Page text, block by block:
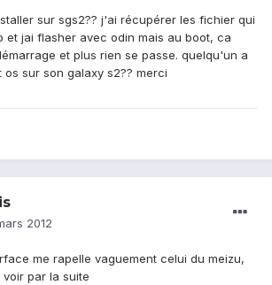
sur sgs2?? j'ai récupérer les fichier qui
et jai flasher avec odin mais au boot, ca
et plus rien se passe. quelqu'un a
sur son galaxy s2?? merci
2012
me rapelle vaguement celui du meizu,
par la suite